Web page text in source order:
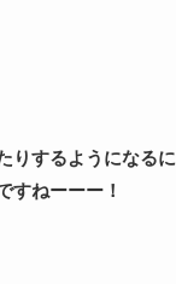
りするようになる
すねーーー！